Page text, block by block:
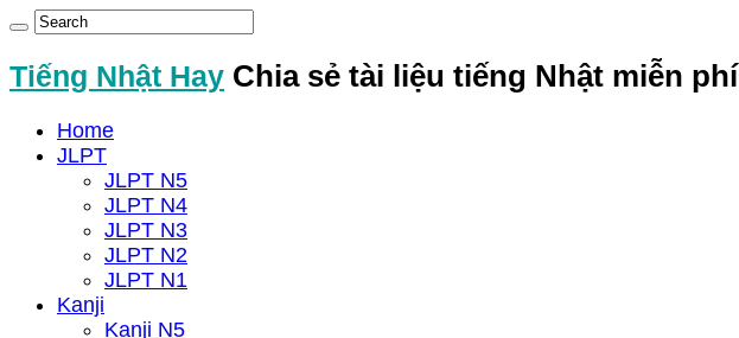
Tiếng Nhật Hay Chia sẻ tài liệu tiếng Nhật miễn phí
Home
JLPT
JLPT N5
JLPT N4
JLPT N3
JLPT N2
JLPT N1
Kanji
Kanji N5